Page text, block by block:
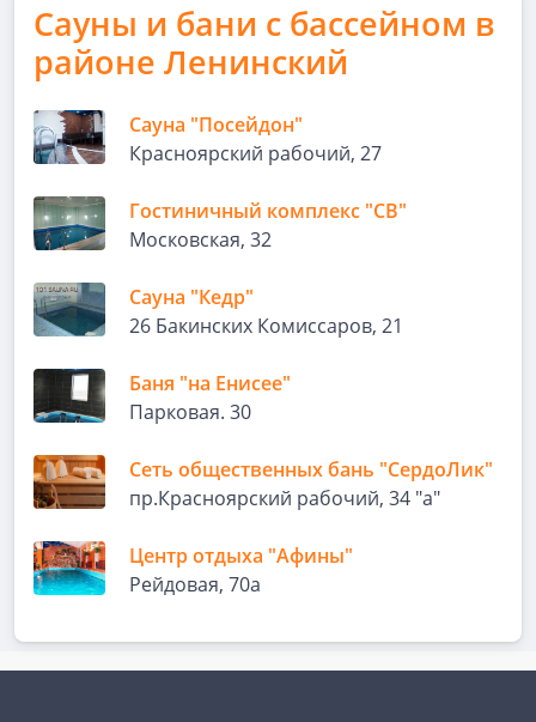
Сауны и бани с бассейном в
районе Ленинский
Сауна "Посейдон"
Красноярский рабочий, 27
Гостиничный комплекс "СВ"
Московская, 32
Сауна "Кедр"
26 Бакинских Комиссаров, 21
Баня "на Енисее"
Парковая. 30
Сеть общественных бань "СердоЛик"
пр.Красноярский рабочий, 34 "а"
Центр отдыха "Афины"
Рейдовая, 70а